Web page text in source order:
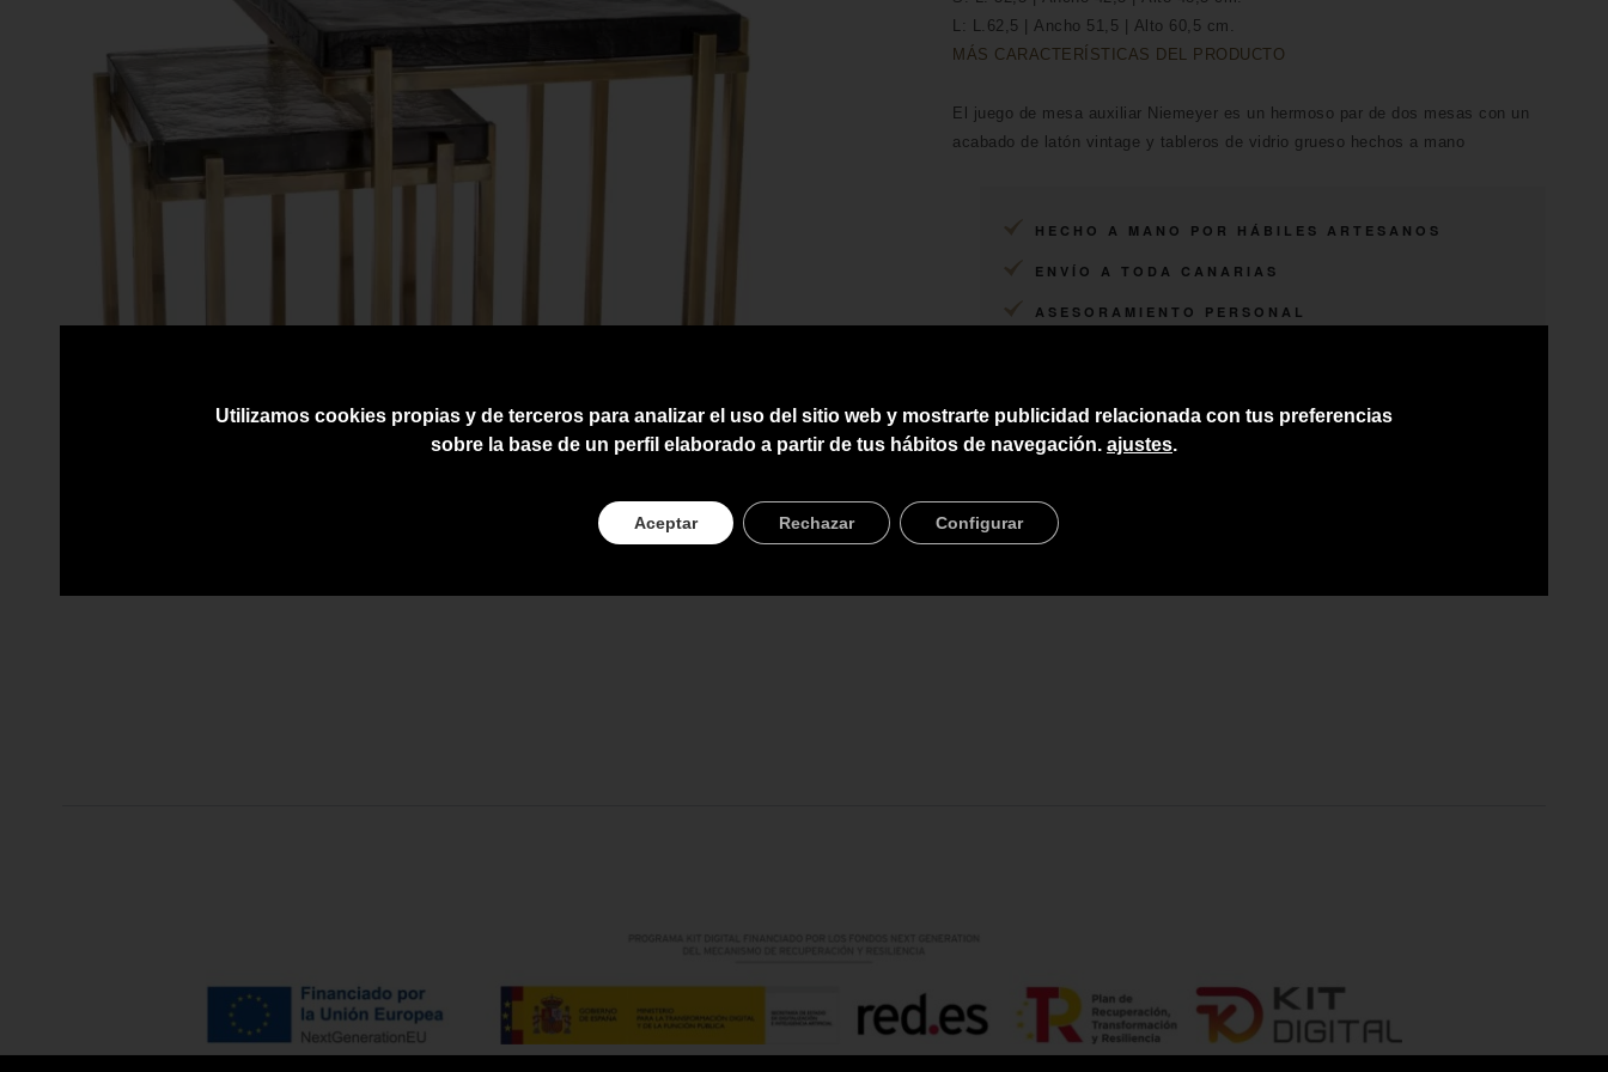
L: L.62,5 | Ancho 51,5 | Alto 60,5 cm.
MÁS CARACTERÍSTICAS DEL PRODUCTO
El juego de mesa auxiliar Niemeyer es un hermoso par de dos mesas con un
acabado de latón vintage y tableros de vidrio grueso hechos a mano
HECHO A MANO POR HÁBILES ARTESANOS
ENVÍO A TODA CANARIAS
ASESORAMIENTO PERSONAL
Utilizamos cookies propias y de terceros para analizar el uso del sitio web y mostrarte publicidad relacionada con tus preferencias
sobre la base de un perfil elaborado a partir de tus hábitos de navegación. ajustes.
Aceptar Rechazar Configurar